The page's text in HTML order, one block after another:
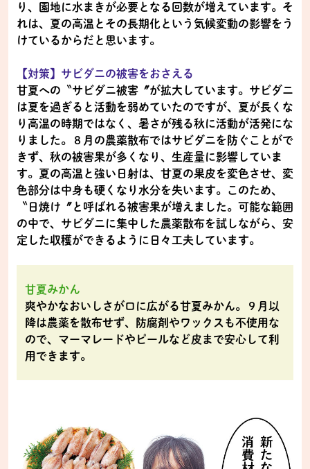
り、園地に水まきが必要となる回数が増えています。そ
れは、夏の高温とその長期化という気候変動の影響をう
けているからだと思います。
【対策】サビダニの被害をおさえる
甘夏への〝サビダニ被害〞が拡大しています。サビダニ
は夏を過ぎると活動を弱めていたのですが、夏が長くな
り高温の時期ではなく、暑さが残る秋に活動が活発にな
りました。８月の農薬散布ではサビダニを防ぐことがで
きず、秋の被害果が多くなり、生産量に影響していま
す。夏の高温と強い日射は、甘夏の果皮を変色させ、変
色部分は中身も硬くなり水分を失います。このため、
〝日焼け〞と呼ばれる被害果が増えました。可能な範囲
の中で、サビダニに集中した農薬散布を試しながら、安
定した収穫ができるように日々工夫しています。
甘夏みかん
爽やかなおいしさが口に広がる甘夏みかん。９月以
降は農薬を散布せず、防腐剤やワックスも不使用な
ので、マーマレードやピールなど皮まで安心して利
用できます。